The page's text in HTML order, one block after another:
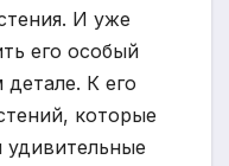
И уже
его особый
К его
которые